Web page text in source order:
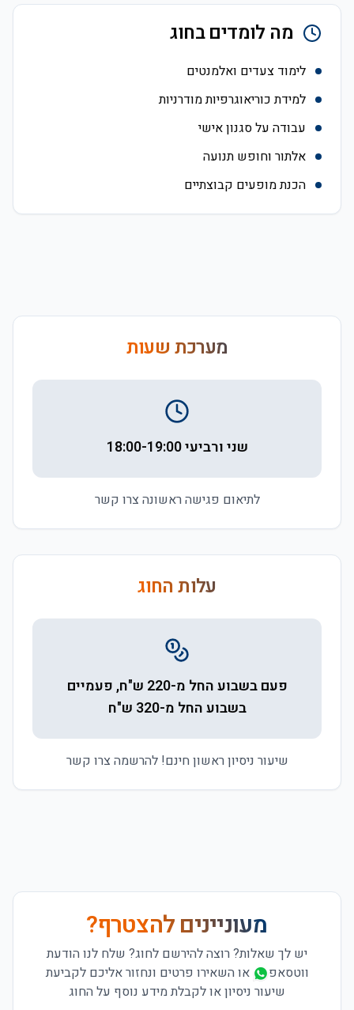
מה לומדים בחוג
לימוד צעדים ואלמנטים
למידת כוריאוגרפיות מודרניות
עבודה על סגנון אישי
אלתור וחופש תנועה
הכנת מופעים קבוצתיים
מערכת שעות
שני ורביעי 18:00-19:00
לתיאום פגישה ראשונה צרו קשר
עלות החוג
פעם בשבוע החל מ-220 ש"ח, פעמיים
בשבוע החל מ-320 ש"ח
שיעור ניסיון ראשון חינם! להרשמה צרו קשר
מעוניינים להצטרף?
יש לך שאלות? רוצה להירשם לחוג? שלח לנו הודעת
ווטסאפ
או השאירו פרטים ונחזור אליכם לקביעת
שיעור ניסיון או לקבלת מידע נוסף על החוג